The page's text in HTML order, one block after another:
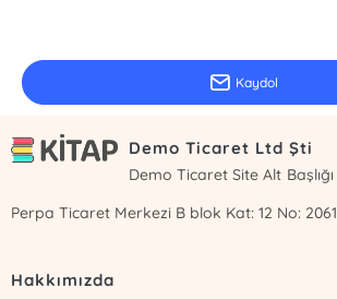
Kaydol
Demo Ticaret Ltd Şti
Demo Ticaret Site Alt Başlığı
Perpa Ticaret Merkezi B blok Kat: 12 No: 2061
Hakkımızda